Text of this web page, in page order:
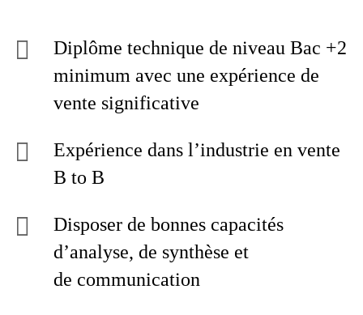
Diplôme technique de niveau Bac +2
minimum avec une expérience de
vente significative
Expérience dans l’industrie en vente
B to B
Disposer de bonnes capacités
d’analyse, de synthèse et
de communication